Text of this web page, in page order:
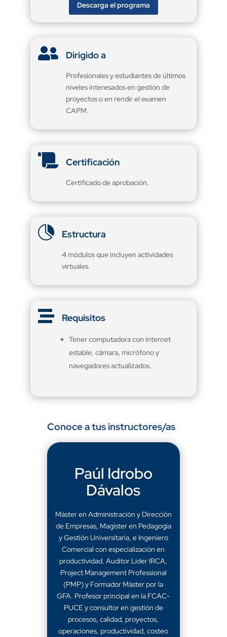
Descarga el programa
 Dirigido a
Profesionales y estudiantes de últimos
niveles interesados en gestión de
proyectos o en rendir el examen
CAPM.
 Certificación
Certificado de aprobación.
 Estructura
4 módulos que incluyen actividades
virtuales.
 Requisitos
Tener computadora con internet
estable, cámara, micrófono y
navegadores actualizados.
Conoce a tus instructores/as
Paúl Idrobo
Dávalos
Máster en Administración y Dirección
de Empresas, Magíster en Pedagogía
y Gestión Universitaria, e Ingeniero
Comercial con especialización en
productividad. Auditor Líder IRCA,
Project Management Professional
(PMP) y Formador Máster por la
GFA. Profesor principal en la FCAC-
PUCE y consultor en gestión de
procesos, calidad, proyectos,
operaciones, productividad, costeo